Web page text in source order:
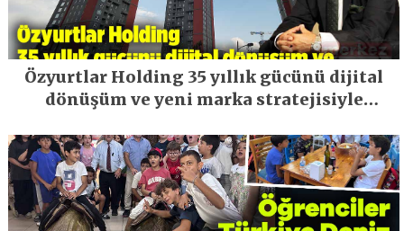
Özyurtlar Holding 35 yıllık gücünü dijital
dönüşüm ve yeni marka stratejisiyle